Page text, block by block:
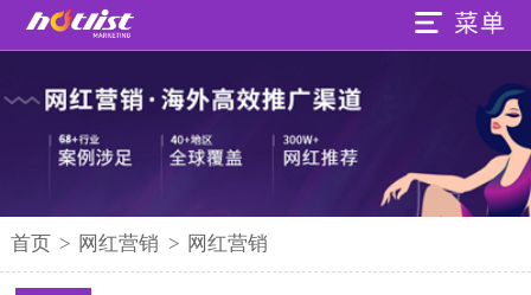
首页 > 网红营销 > 网红营销